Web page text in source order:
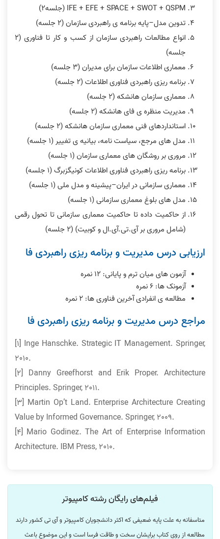
IFE + EFE + SPACE + SWOT + QSPM (جلسه٢)
تدوین مدل–پایه برنامه ی راهبردی سازمان (٢ جلسه)
انواع مطالعات راهبردی سازمان از کسب و کار تا فناوری (٢
جلسه)
معماری اطلاعات سازمان برای مدیران (٣ جلسه)
برنامه ریزی راهبردی فناوری اطلاعات (٢ جلسه)
معماری سازمان هانشکه (٢ جلسه)
مدیریت منظره ی فای هانشکه (٢ جلسه)
استانداردهای فنی معماری سازمان هانشکه (٢ جلسه)
مدل های مرجع، سیاست نامه، بیانیه ی تغییر (١ جلسه)
مروری بر روشگان های معماری سازمان (١ جلسه)
برنامه ریزی راهبردی فناوری اطلاعات کونیگزبرگ (١ جلسه)
معماری سازمانی در ایران–پیشینه و مدل ملی (١ جلسه)
مدل های بلوغ معماری سازمانی (١ جلسه)
از حاکمیت داده تا حاکمیت معماری سازمانی تا تحول رقمی
(شامل مروری بر آی.تی.آی.ال و کوبیت) (٢ جلسه)
ارزیابی درس مدیریت و برنامه ریزی راهبردی فا
آزمون های میان ترم و پایانی: ١٢ نمره
آزمونک ها: ۶ نمره
مطالعه ی انفرادی آخرین فناوری ها: ٢ نمره
مراجع درس مدیریت و برنامه ریزی راهبردی فا
[1] Inge Hanschke. Strategic IT Management. Springer,
2010.
[2] Danny Greefhorst and Erik Proper. Architecture
Principles. Springer, 2011.
[3] Martin Op’t Land. Enterprise Architecture Creating
Value by Informed Governance. Springer, 2009.
[4] Mario Godinez. The Art of Enterprise Information
Architecture. IBM Press, 2010.
فیلم‌های رایگان رشته کامپیوتر
متاسفانه به علت پایه ضعیفی که اکثر دانشجویان کامپیوتر و آی تی کشور دارند
مطالعه از روی کتاب برایشان سخت و طاقت فرسا است و این موضوع باعث